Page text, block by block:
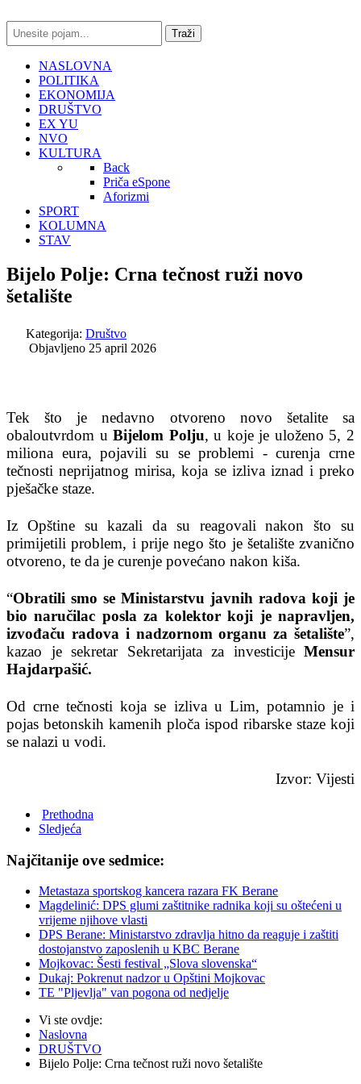
traži... Traži
NASLOVNA
POLITIKA
EKONOMIJA
DRUŠTVO
EX YU
NVO
KULTURA
Back
Priča eSpone
Aforizmi
SPORT
KOLUMNA
STAV
Bijelo Polje: Crna tečnost ruži novo
šetalište
Kategorija: Društvo
Objavljeno 25 april 2026
Tek što je nedavno otvoreno novo šetalite sa
obaloutvrdom uBijelom Polju, u koje je uloženo 5, 2
miliona eura, pojavili su se problemi - curenja crne
tečnosti neprijatnog mirisa, koja se izliva iznad i preko
pješačke staze.
Iz Opštine su kazali da su reagovali nakon što su
primijetili problem, i prije nego što je šetalište zvanično
otvoreno, te da je curenje povećano nakon kiša.
“Obratili smo se Ministarstvu javnih radova koji je
bio naručilac posla za kolektor koji je napravljen,
izvođaču radova i nadzornom organu za šetalište”,
kazao je sekretar Sekretarijata za investicije Mensur
Hajdarpašić.
Od crne tečnosti koja se izliva u Lim, potamnio je i
pojas betonskih kamenih ploča ispod ribarske staze koji
se nalazi u vodi.
Izvor: Vijesti
Prethodna
Sledjeća
Najčitanije ove sedmice:
Metastaza sportskog kancera razara FK Berane
Magdelinić: DPS glumi zaštitnike radnika koji su oštećeni u
vrijeme njihove vlasti
DPS Berane: Ministarstvo zdravlja hitno da reaguje i zaštiti
dostojanstvo zaposlenih u KBC Berane
Mojkovac: Šesti festival „Slova slovenska“
Dukaj: Pokrenut nadzor u Opštini Mojkovac
TE "Pljevlja" van pogona od nedjelje
Vi ste ovdje:
Naslovna
DRUŠTVO
Bijelo Polje: Crna tečnost ruži novo šetalište